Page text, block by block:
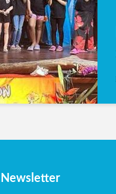
Newsletter